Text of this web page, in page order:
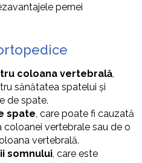
pernei
coloana vertebrală
sănătatea spatelui și
de spate.
spate , care poate fi cauzată
vertebrale sau de o
vertebrală.
somnului , care este